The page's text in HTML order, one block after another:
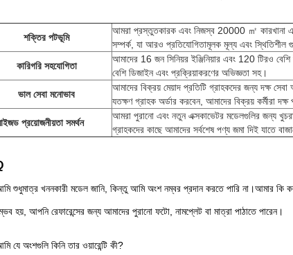
শক্তির পটভূমি
আমরা প্রস্তুতকারক এবং নিজস্ব 20000 ㎡ কারখানা
সম্পর্ক, যা আরও প্রতিযোগিতামূলক মূল্য এবং স্থিতিশীল
কারিগরি সহযোগিতা
আমাদের 16 জন সিনিয়র ইঞ্জিনিয়ার এবং 120 টিরও
বেশি ডিজাইন এবং প্রক্রিয়াকরণের অভিজ্ঞতা সহ।
ভাল সেবা মনোভাব
আমাদের বিক্রয় মেয়াদ প্রতিটি গ্রাহকদের জন্য দক্ষ
যতক্ষণ গ্রাহক অর্ডার করবেন, আমাদের বিক্রয় কর্মীরা দক্ষ
প্রয়োজনীয়তা সমর্থন
আমরা পুরানো এবং নতুন এক্সকাভেটর মডেলগুলির জন্য খুচরা
গ্রাহকদের কাছে আমাদের সর্বশেষ পণ্য জমা দিই যাতে
শুধুমাত্র খননকারী মডেল জানি, কিন্তু আমি অংশ নম্বর প্রদান করতে পারি না।আমার কি
হয়, আপনি রেফারেন্সের জন্য আমাদের পুরানো ফটো, নামপ্লেট বা মাত্রা পাঠাতে পারেন।
যে অংশগুলি কিনি তার ওয়ারেন্টি কী?